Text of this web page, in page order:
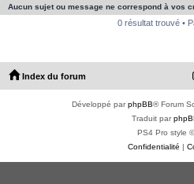
Aucun sujet ou message ne correspond à vos
0 résultat trouvé •
Index du forum
Développé parphpBB® Forum
Traduit par
PS4 Pro style ©
Confidentialité |